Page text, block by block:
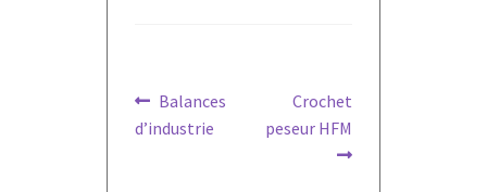
Navigation
de
Article
précédent :
Balances
d’industrie
Article
suivant :
Crochet
peseur HFM